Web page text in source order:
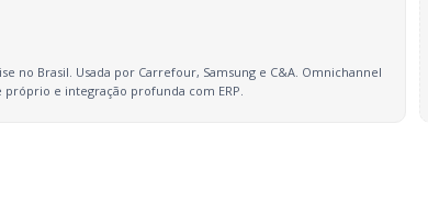
no Brasil. Usada por Carrefour, Samsung e C&A. Omnichannel
e integração profunda com ERP.